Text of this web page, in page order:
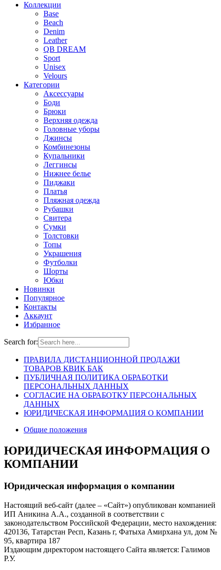
Коллекции
Base
Beach
Denim
Leather
QB DREAM
Sport
Unisex
Velours
Категории
Аксессуары
Боди
Брюки
Верхняя одежда
Головные уборы
Джинсы
Комбинезоны
Купальники
Леггинсы
Нижнее белье
Пиджаки
Платья
Пляжная одежда
Рубашки
Свитера
Сумки
Толстовки
Топы
Украшения
Футболки
Шорты
Юбки
Новинки
Популярное
Контакты
Аккаунт
Избранное
Search for:
ПРАВИЛА ДИСТАНЦИОННОЙ ПРОДАЖИ
ТОВАРОВ КВИК БАК
ПУБЛИЧНАЯ ПОЛИТИКА ОБРАБОТКИ
ПЕРСОНАЛЬНЫХ ДАННЫХ
СОГЛАСИЕ НА ОБРАБОТКУ ПЕРСОНАЛЬНЫХ
ДАННЫХ
ЮРИДИЧЕСКАЯ ИНФОРМАЦИЯ О КОМПАНИИ
Общие положения
ЮРИДИЧЕСКАЯ ИНФОРМАЦИЯ О
КОМПАНИИ
Юридическая информация о компании
Настоящий веб-сайт (далее – «Сайт») опубликован компанией
ИП Аникина А.А., созданной в соответствии с
законодательством Российской Федерации, место нахождения:
420136, Татарстан Респ, Казань г, Фатыха Амирхана ул, дом №
95, квартира 187
Издающим директором настоящего Сайта является: Галимов
Р.У.